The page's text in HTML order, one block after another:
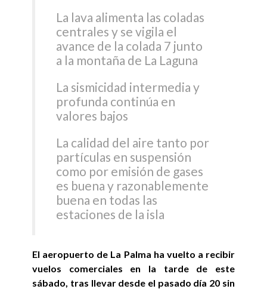
La lava alimenta las coladas
centrales y se vigila el
avance de la colada 7 junto
a la montaña de La Laguna
La sismicidad intermedia y
profunda continúa en
valores bajos
La calidad del aire tanto por
partículas en suspensión
como por emisión de gases
es buena y razonablemente
buena en todas las
estaciones de la isla
El aeropuerto de La Palma ha vuelto a recibir
vuelos comerciales en la tarde de este
sábado, tras llevar desde el pasado día 20 sin